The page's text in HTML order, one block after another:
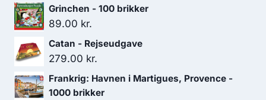
179.00 kr..119.00 kr..
Grinchen - 100 brikker
89.00 kr.
Catan - Rejseudgave
279.00 kr.
Frankrig: Havnen i Martigues, Provence -
1000 brikker